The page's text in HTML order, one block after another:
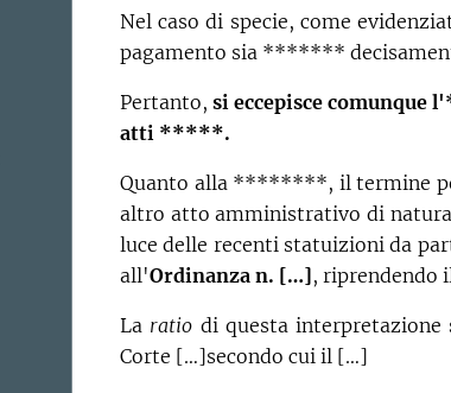
Nel caso di specie, come
pagamento sia *******
Pertanto, si eccepisce
atti *****.
Quanto alla ********, il termine
altro atto amministrativo di natura
luce delle recenti statuizioni da
all'Ordinanza n. […], riprendendo
La ratio di questa
Corte […]secondo cui il […]